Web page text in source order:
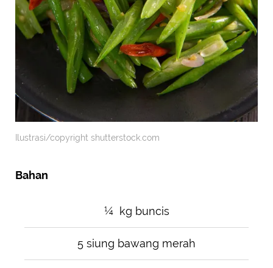
Ilustrasi/copyright shutterstock.com
Bahan
¼ kg buncis
5 siung bawang merah